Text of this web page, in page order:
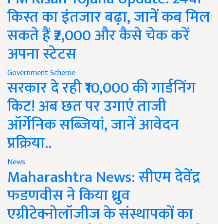
किस्त का इंतजार बढ़ा, जानें कब मिल
सकते हैं ₹2,000 और कैसे चेक करें
अपना स्टेटस
Government Scheme
सरकार दे रही ₹10,000 की गार्डनिंग
किट! अब छत पर उगाएं ताजी
ऑर्गेनिक सब्जियां, जानें आवेदन
प्रक्रिया..
News
Maharashtra News: सीएम देवेंद्र
फडणवीस ने किया ध्रुव
एग्रीटेक्नोलॉजीज के संस्थापकों का